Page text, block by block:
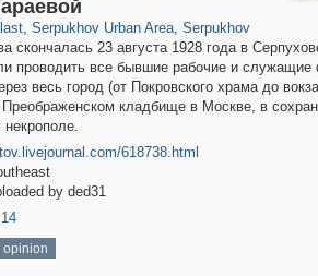
, Serpukhov Urban Area, Serpukhov
скончалась 23 августа 1928 года в
проводить все бывшие рабочие и служащие
весь город (от Покровского храма до
кладбище в Москве, в
618738.html
by ded31
opinion